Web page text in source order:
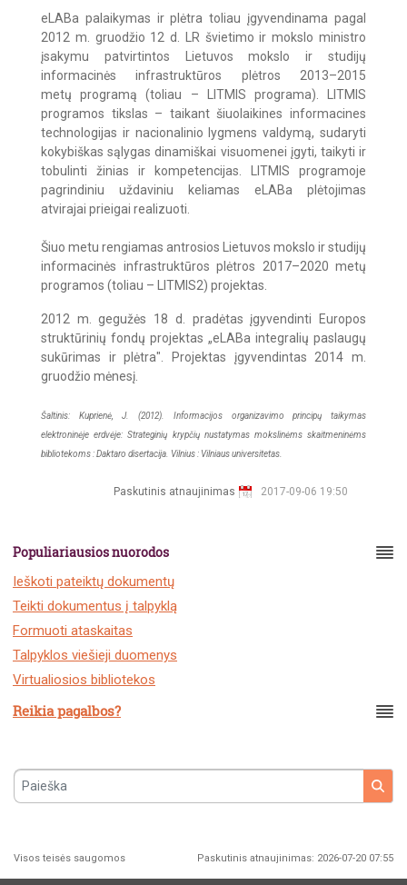
eLABa palaikymas ir plėtra toliau įgyvendinama pagal
2012 m. gruodžio 12 d. LR švietimo ir mokslo ministro
įsakymu patvirtintos Lietuvos mokslo ir studijų
informacinės infrastruktūros plėtros 2013–2015
metųprogramą (toliau – LITMIS programa). LITMIS
programos tikslas – taikant šiuolaikines informacines
technologijas ir nacionalinio lygmens valdymą, sudaryti
kokybiškas sąlygas dinamiškai visuomenei įgyti, taikyti ir
tobulinti žinias ir kompetencijas. LITMIS programoje
pagrindiniu uždaviniu keliamas eLABa plėtojimas
atvirajai prieigai realizuoti.
Šiuo metu rengiamas antrosios Lietuvos mokslo ir studijų
informacinės infrastruktūros plėtros 2017–2020 metų
programos (toliau – LITMIS2) projektas.
2012 m. gegužės 18 d. pradėtas įgyvendinti Europos
struktūrinių fondų projektas „eLABa integralių paslaugų
sukūrimas ir plėtra". Projektas įgyvendintas 2014 m.
gruodžio mėnesį.
Šaltinis: Kuprienė, J. (2012). Informacijos organizavimo principų taikymas
elektroninėje erdvėje: Strateginių krypčių nustatymas mokslinėms skaitmeninėms
bibliotekoms : Daktaro disertacija. Vilnius : Vilniaus universitetas.
Paskutinis atnaujinimas 2017-09-06 19:50
Populiariausios nuorodos
Ieškoti pateiktų dokumentų
Teikti dokumentus į talpyklą
Formuoti ataskaitas
Talpyklos viešieji duomenys
Virtualiosios bibliotekos
Reikia pagalbos?
Paieška
Visos teisės saugomos Paskutinis atnaujinimas: 2026-07-20 07:55